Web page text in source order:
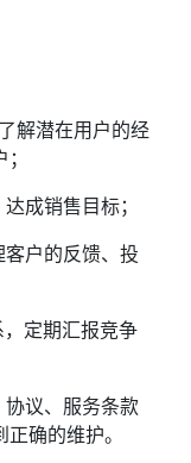
解潜在用户的经
成销售目标；
户的反馈、投
定期汇报竞争
议、服务条款
确的维护。